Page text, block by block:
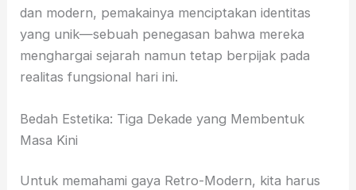
dan modern, pemakainya menciptakan identitas
yang unik—sebuah penegasan bahwa mereka
menghargai sejarah namun tetap berpijak pada
realitas fungsional hari ini.
Bedah Estetika: Tiga Dekade yang Membentuk
Masa Kini
Untuk memahami gaya Retro-Modern, kita harus